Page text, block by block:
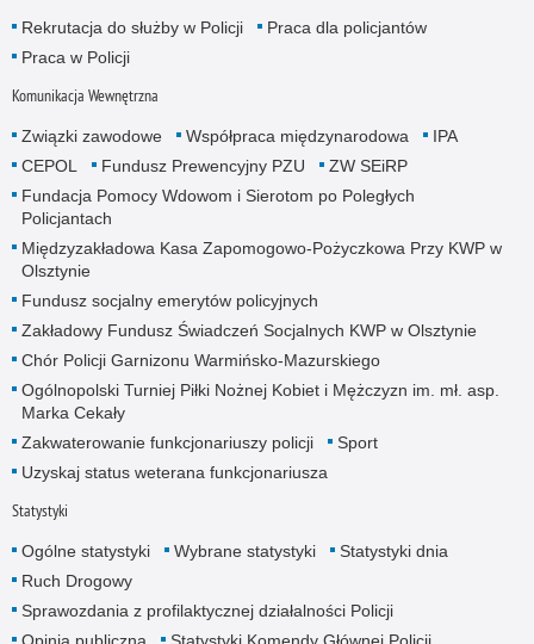
Rekrutacja do służby w Policji
Praca dla policjantów
Praca w Policji
Komunikacja Wewnętrzna
Związki zawodowe Współpraca międzynarodowa
IPA
CEPOL
Fundusz Prewencyjny PZU
ZW SEiRP
Fundacja Pomocy Wdowom i Sierotom po Poległych
Policjantach
Międzyzakładowa Kasa Zapomogowo-Pożyczkowa Przy KWP w
Olsztynie
Fundusz socjalny emerytów policyjnych
Zakładowy Fundusz Świadczeń Socjalnych KWP w Olsztynie
Chór Policji Garnizonu Warmińsko-Mazurskiego
Ogólnopolski Turniej Piłki Nożnej Kobiet i Mężczyzn im. mł. asp.
Marka Cekały
Zakwaterowanie funkcjonariuszy policji
Sport
Uzyskaj status weterana funkcjonariusza
Statystyki
Ogólne statystyki Wybrane statystyki
Statystyki dnia
Ruch Drogowy
Sprawozdania z profilaktycznej działalności Policji